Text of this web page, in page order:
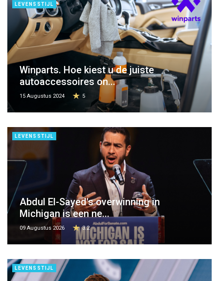
LEVENSSTIJL
Winparts. Hoe kiest u de juiste
autoaccessoires on...
15 Augustus 2024 5
LEVENSSTIJL
Abdul El-Sayed's overwinning in
Michigan is een ne...
09 Augustus 2026 3.2
LEVENSSTIJL